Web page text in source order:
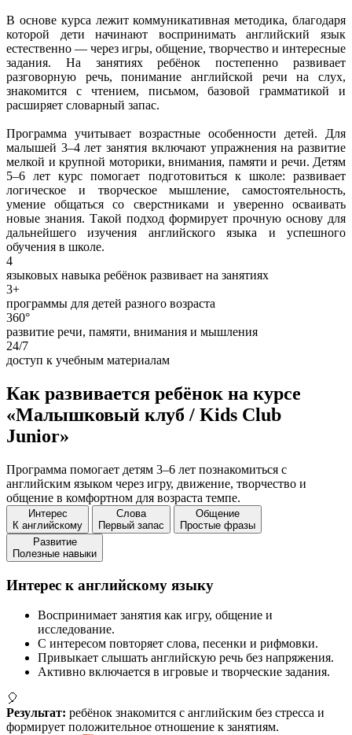
В основе курса лежит коммуникативная методика, благодаря
которой дети начинают воспринимать английский язык
естественно — через игры, общение, творчество и интересные
задания. На занятиях ребёнок постепенно развивает
разговорную речь, понимание английской речи на слух,
знакомится с чтением, письмом, базовой грамматикой и
расширяет словарный запас.
Программа учитывает возрастные особенности детей. Для
малышей 3–4 лет занятия включают упражнения на развитие
мелкой и крупной моторики, внимания, памяти и речи. Детям
5–6 лет курс помогает подготовиться к школе: развивает
логическое и творческое мышление, самостоятельность,
умение общаться со сверстниками и уверенно осваивать
новые знания. Такой подход формирует прочную основу для
дальнейшего изучения английского языка и успешного
обучения в школе.
4
языковых навыка ребёнок развивает на занятиях
3+
программы для детей разного возраста
360°
развитие речи, памяти, внимания и мышления
24/7
доступ к учебным материалам
Как развивается ребёнок на курсе
«Малышковый клуб / Kids Club
Junior»
Программа помогает детям 3–6 лет познакомиться с
английским языком через игру, движение, творчество и
общение в комфортном для возраста темпе.
Интерес
К английскому
Слова
Первый запас
Общение
Простые фразы
Развитие
Полезные навыки
Интерес к английскому языку
Воспринимает занятия как игру, общение и
исследование.
С интересом повторяет слова, песенки и рифмовки.
Привыкает слышать английскую речь без напряжения.
Активно включается в игровые и творческие задания.
🎈
Результат: ребёнок знакомится с английским без стресса и
формирует положительное отношение к занятиям.